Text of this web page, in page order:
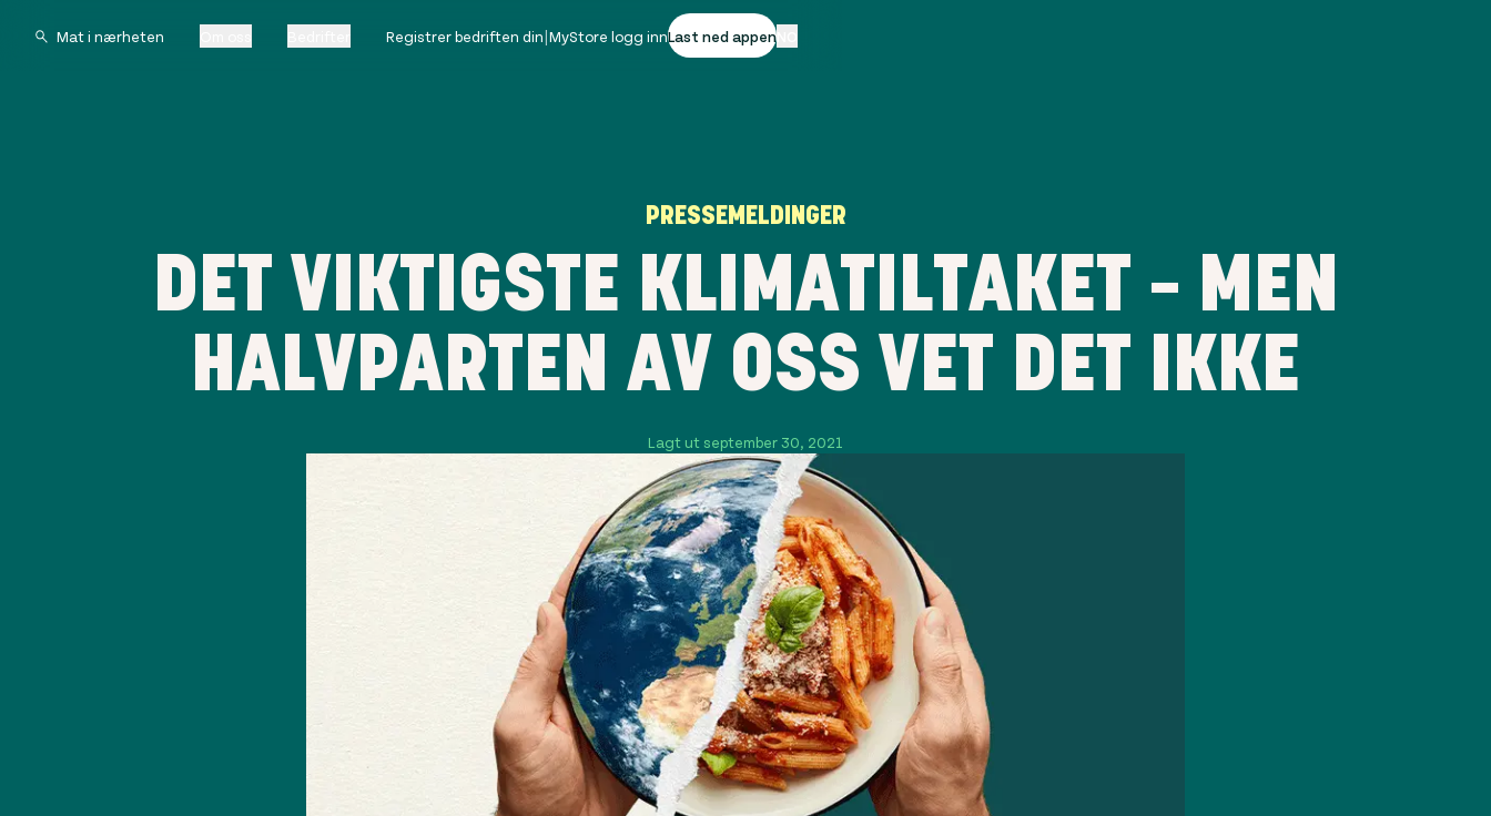
Registrer bedriften din|MyStore logg innLast ned appen
PRESSEMELDINGER
DET VIKTIGSTE KLIMATILTAKET – MEN
HALVPARTEN AV OSS VET DET IKKE
Lagt ut september 30, 2021